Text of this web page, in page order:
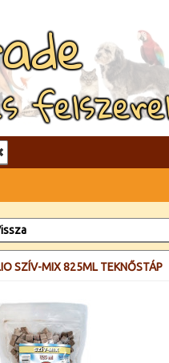
SZÍV-MIX 825ML TEKNŐSTÁP